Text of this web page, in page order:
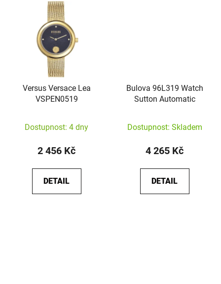
Versus Versace Lea
VSPEN0519
Dostupnost: 4 dny
2 456 Kč
DETAIL
Bulova 96L319 Watch
Sutton Automatic
Dostupnost: Skladem
4 265 Kč
DETAIL